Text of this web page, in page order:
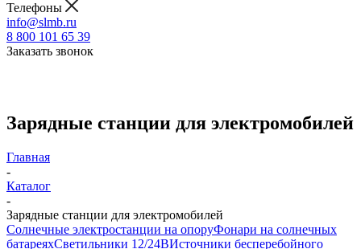
Телефоны
info@slmb.ru
8 800 101 65 39
Заказать звонок
Зарядные станции для электромобилей
Главная
-
Каталог
-
Зарядные станции для электромобилей
Солнечные электростанции на опоруФонари на солнечных
батареяхСветильники 12/24ВИсточники бесперебойного